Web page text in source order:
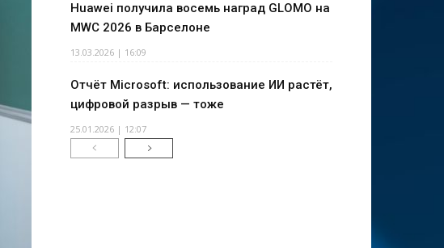
Huawei получила восемь наград GLOMO на
MWC 2026 в Барселоне
13.03.2026 | 16:09
Отчёт Microsoft: использование ИИ растёт,
цифровой разрыв — тоже
25.01.2026 | 12:07